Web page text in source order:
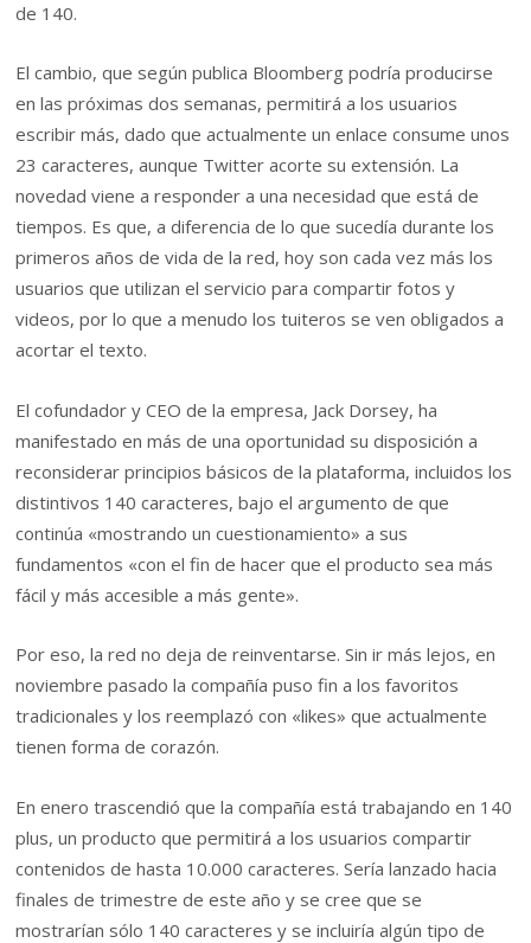
de 140.
El cambio, que según publica Bloomberg podría producirse
en las próximas dos semanas, permitirá a los usuarios
escribir más, dado que actualmente un enlace consume unos
23 caracteres, aunque Twitter acorte su extensión. La
novedad viene a responder a una necesidad que está de
tiempos. Es que, a diferencia de lo que sucedía durante los
primeros años de vida de la red, hoy son cada vez más los
usuarios que utilizan el servicio para compartir fotos y
videos, por lo que a menudo los tuiteros se ven obligados a
acortar el texto.
El cofundador y CEO de la empresa, Jack Dorsey, ha
manifestado en más de una oportunidad su disposición a
reconsiderar principios básicos de la plataforma, incluidos los
distintivos 140 caracteres, bajo el argumento de que
continúa «mostrando un cuestionamiento» a sus
fundamentos «con el fin de hacer que el producto sea más
fácil y más accesible a más gente».
Por eso, la red no deja de reinventarse. Sin ir más lejos, en
noviembre pasado la compañía puso fin a los favoritos
tradicionales y los reemplazó con «likes» que actualmente
tienen forma de corazón.
En enero trascendió que la compañía está trabajando en 140
plus, un producto que permitirá a los usuarios compartir
contenidos de hasta 10.000 caracteres. Sería lanzado hacia
finales de trimestre de este año y se cree que se
mostrarían sólo 140 caracteres y se incluiría algún tipo de